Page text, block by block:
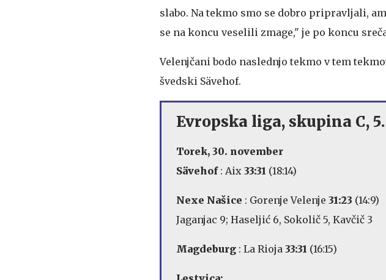
slabo. Na tekmo smo se dobro pripravljali,
se na koncu veselili zmage," je po koncu
Velenjčani bodo naslednjo tekmo v tem
švedski Sävehof.
Evropska liga, skupina C,
Torek, 30. november
Sävehof: Aix 33:31 (18:14)
Nexe Našice : Gorenje Velenje 31:23 (14:9)
Jaganjac 9; Haseljić 6, Sokolič 5, Kavčič 3
Magdeburg : La Rioja 33:31 (16:15)